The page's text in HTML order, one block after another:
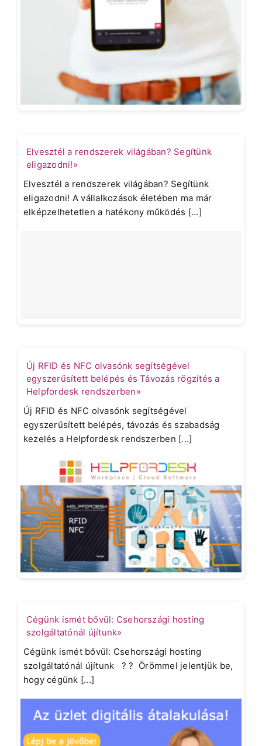
Elvesztél a rendszerek világában? Segítünk
eligazodni!»
Elvesztél a rendszerek világában? Segítünk
eligazodni! A vállalkozások életében ma már
elképzelhetetlen a hatékony működés [...]
Új RFID és NFC olvasónk segítségével
egyszerűsített belépés és Távozás rögzítés a
Helpfordesk rendszerben»
Új RFID és NFC olvasónk segítségével
egyszerűsített belépés, távozás és szabadság
kezelés a Helpfordesk rendszerben [...]
Cégünk ismét bővül: Csehországi hosting
szolgáltatónál újítunk»
Cégünk ismét bővül: Csehországi hosting
szolgáltatónál újítunk ? ? Örömmel jelentjük be,
hogy cégünk [...]